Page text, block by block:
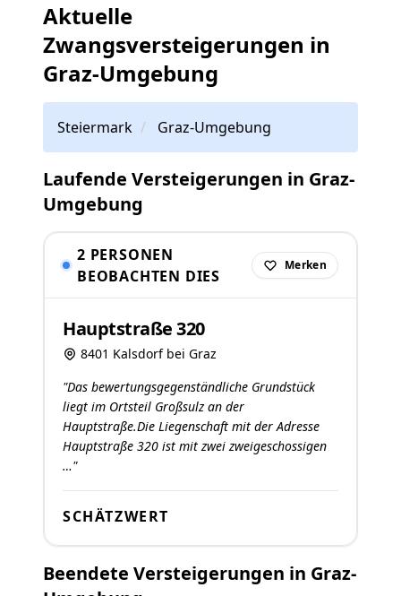
Aktuelle
Zwangsversteigerungen in
Graz-Umgebung
Steiermark Graz-Umgebung
Laufende Versteigerungen in Graz-
Umgebung
2 PERSONEN
BEOBACHTEN DIES
Merken
Hauptstraße 320
8401 Kalsdorf bei Graz
"Das bewertungsgegenständliche Grundstück
liegt im Ortsteil Großsulz an der
Hauptstraße.Die Liegenschaft mit der Adresse
Hauptstraße 320 ist mit zwei zweigeschossigen
…"
SCHÄTZWERT
Beendete Versteigerungen in Graz-